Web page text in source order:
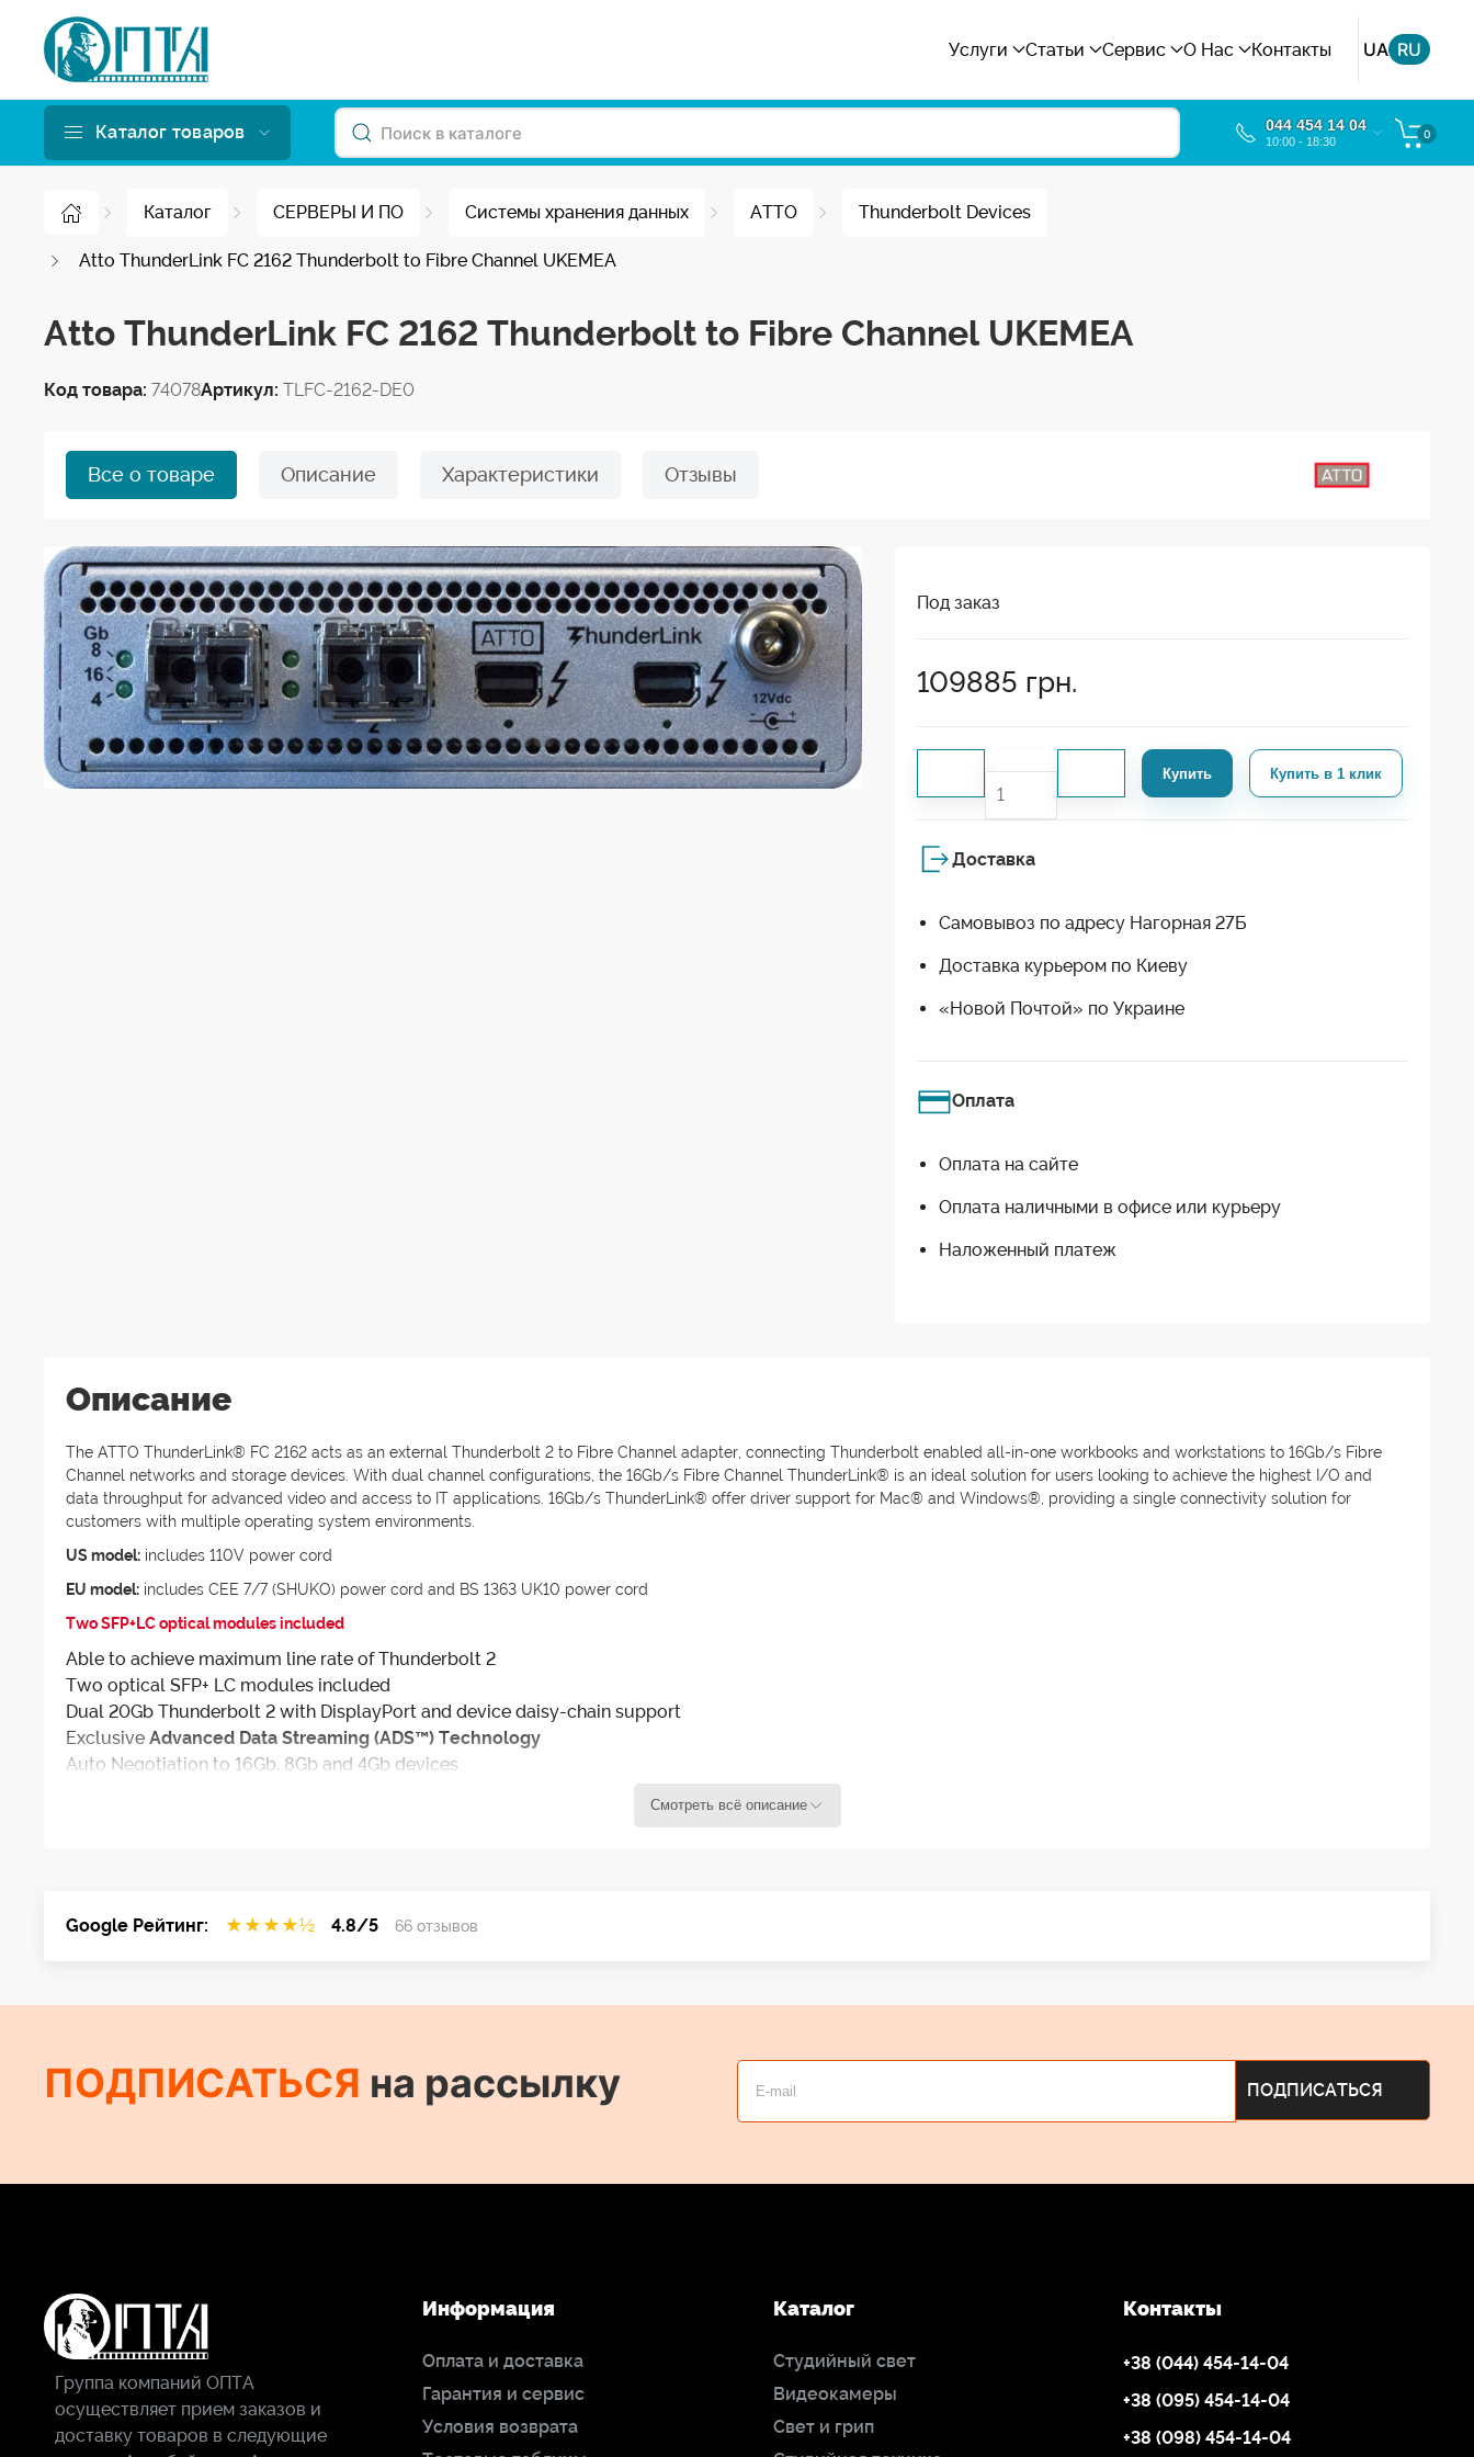
Услуги Статьи Сервис О Нас Контакты UA RU
Каталог товаров 044 454 14 04
10:00 - 18:30
0
Каталог СЕРВЕРЫ И ПО Системы хранения данных ATTO Thunderbolt Devices
Atto ThunderLink FC 2162 Thunderbolt to Fibre Channel UKEMEA
Atto ThunderLink FC 2162 Thunderbolt to Fibre Channel UKEMEA
Код товара: 74078Артикул: TLFC-2162-DE0
Все о товаре Описание Характеристики Отзывы
Под заказ
109885 грн.
Купить Купить в 1 клик
Доставка
Самовывоз по адресу Нагорная 27Б
Доставка курьером по Киеву
«Новой Почтой» по Украине
Оплата
Оплата на сайте
Оплата наличными в офисе или курьеру
Наложенный платеж
Описание
The ATTO ThunderLink® FC 2162 acts as an external Thunderbolt 2 to Fibre Channel adapter, connecting Thunderbolt enabled all-in-one workbooks and workstations to 16Gb/s Fibre
Channel networks and storage devices. With dual channel configurations, the 16Gb/s Fibre Channel ThunderLink® is an ideal solution for users looking to achieve the highest I/O and
data throughput for advanced video and access to IT applications. 16Gb/s ThunderLink® offer driver support for Mac® and Windows®, providing a single connectivity solution for
customers with multiple operating system environments.
US model: includes 110V power cord
EU model: includes CEE 7/7 (SHUKO) power cord and BS 1363 UK10 power cord
Two SFP+LC optical modules included
Able to achieve maximum line rate of Thunderbolt 2
Two optical SFP+ LC modules included
Dual 20Gb Thunderbolt 2 with DisplayPort and device daisy-chain support
Exclusive Advanced Data Streaming (ADS™) Technology
Auto Negotiation to 16Gb, 8Gb and 4Gb devices
, a Graphical User Interface, for customized performance settings
Смотреть всё описание
Google Рейтинг: ★ ★ ★ ★½ 4.8/5 66 отзывов
ПОДПИСАТЬСЯ на рассылку
Группа компаний ОПТА
осуществляет прием заказов и
доставку товаров в следующие
Информация
Оплата и доставка
Гарантия и сервис
Условия возврата
Каталог
Студийный свет
Видеокамеры
Свет и грип
Контакты
+38 (044) 454-14-04
+38 (095) 454-14-04
+38 (098) 454-14-04